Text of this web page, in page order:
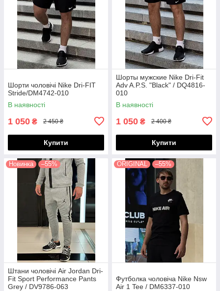
Шорти чоловічі Nike Dri-FIT
Stride/DM4742-010
В наявності
1 050 ₴ 2 450 ₴
Купити
Шорты мужские Nike Dri-Fit
Adv A.P.S. "Black" / DQ4816-
010
В наявності
1 050 ₴ 2 400 ₴
Купити
Новинка –55%
Штани чоловічі Air Jordan Dri-
Fit Sport Performance Pants
Grey / DV9786-063
ORIGINAL –55%
Футболка чоловіча Nike Nsw
Air 1 Tee / DM6337-010